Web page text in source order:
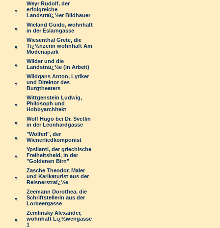
Weyr Rudolf, der
erfolgreiche
Landstraï¿½er Bildhauer
Wieland Guido, wohnhaft
in der Eslarngasse
Wiesenthal Grete, die
Tï¿½nzerin wohnhaft Am
Modenapark
Wilder und die
Landstraï¿½e (in Arbeit)
Wildgans Anton, Lyriker
und Direktor des
Burgtheaters
Wittgenstein Ludwig,
Philosoph und
Hobbyarchitekt
Wolf Hugo bei Dr. Svetlin
in der Leonhardgasse
"Wolferl", der
Wienerliedkomponist
Ypsilanti, der griechische
Freiheitsheld, in der
"Goldenen Birn"
Zasche Theodor, Maler
und Karikaturist aus der
Reisnerstraï¿½e
Zeemann Dorothea, die
Schriftstellerin aus der
Lorbeergasse
Zemlinsky Alexander,
wohnhaft Lï¿½wengasse
1